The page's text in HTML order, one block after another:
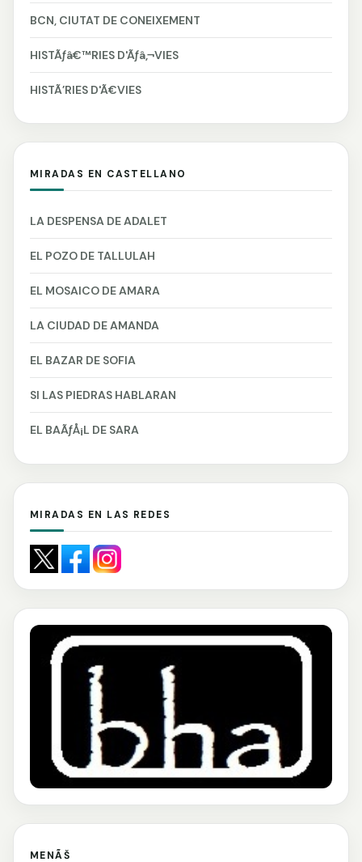
BCN, CIUTAT DE CONEIXEMENT
HISTÃƒâ€™RIES D'Ãƒâ‚¬VIES
HISTÃ’RIES D'Ã€VIES
MIRADAS EN CASTELLANO
LA DESPENSA DE ADALET
EL POZO DE TALLULAH
EL MOSAICO DE AMARA
LA CIUDAD DE AMANDA
EL BAZAR DE SOFIA
SI LAS PIEDRAS HABLARAN
EL BAÃƒÅ¡L DE SARA
MIRADAS EN LAS REDES
MENÃŠ